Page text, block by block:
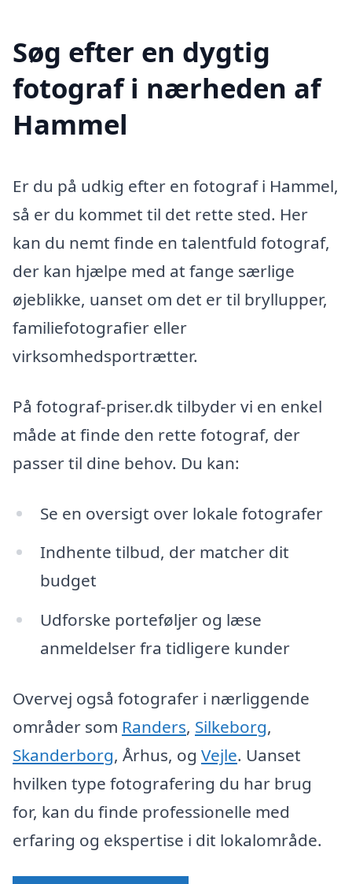
Søg efter en dygtig
fotograf i nærheden af
Hammel
Er du på udkig efter en fotograf i Hammel,
så er du kommet til det rette sted. Her
kan du nemt finde en talentfuld fotograf,
der kan hjælpe med at fange særlige
øjeblikke, uanset om det er til bryllupper,
familiefotografier eller
virksomhedsportrætter.
På fotograf-priser.dk tilbyder vi en enkel
måde at finde den rette fotograf, der
passer til dine behov. Du kan:
Se en oversigt over lokale fotografer
Indhente tilbud, der matcher dit
budget
Udforske porteføljer og læse
anmeldelser fra tidligere kunder
Overvej også fotografer i nærliggende
områder som Randers, Silkeborg,
Skanderborg, Århus, og Vejle. Uanset
hvilken type fotografering du har brug
for, kan du finde professionelle med
erfaring og ekspertise i dit lokalområde.